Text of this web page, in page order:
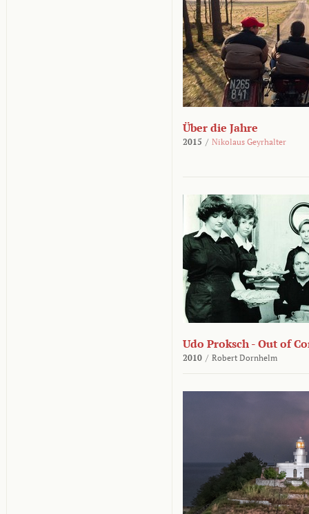
Über die Jahre
2015 / Nikolaus Geyrhalter
Udo Proksch - Out of
2010 / Robert Dornhelm